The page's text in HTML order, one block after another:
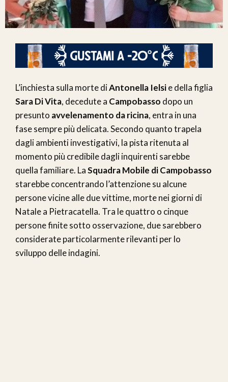
L’inchiesta sulla morte diAntonella Ielsie della figlia
Sara Di Vita, decedute a Campobasso dopo un
presunto avvelenamento da ricina, entra in una
fase sempre più delicata. Secondo quanto trapela
dagli ambienti investigativi, la pista ritenuta al
momento più credibile dagli inquirenti sarebbe
quella familiare. LaSquadra Mobile di Campobasso
starebbe concentrando l’attenzione su alcune
persone vicine alle due vittime, morte nei giorni di
Natale a Pietracatella. Tra le quattro o cinque
persone finite sotto osservazione, due sarebbero
considerate particolarmente rilevanti per lo
sviluppo delle indagini.